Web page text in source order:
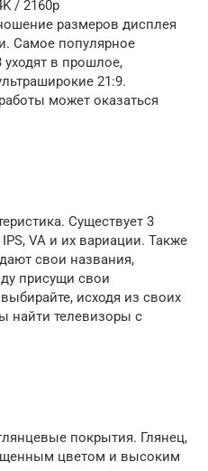
/ 2160p
размеров дисплея
Самое популярное
в прошлое,
21:9.
может оказаться
Существует 3
VA и их вариации. Также
свои названия,
присущи свои
исходя из своих
найти телевизоры с
покрытия. Глянец,
цветом и высоким